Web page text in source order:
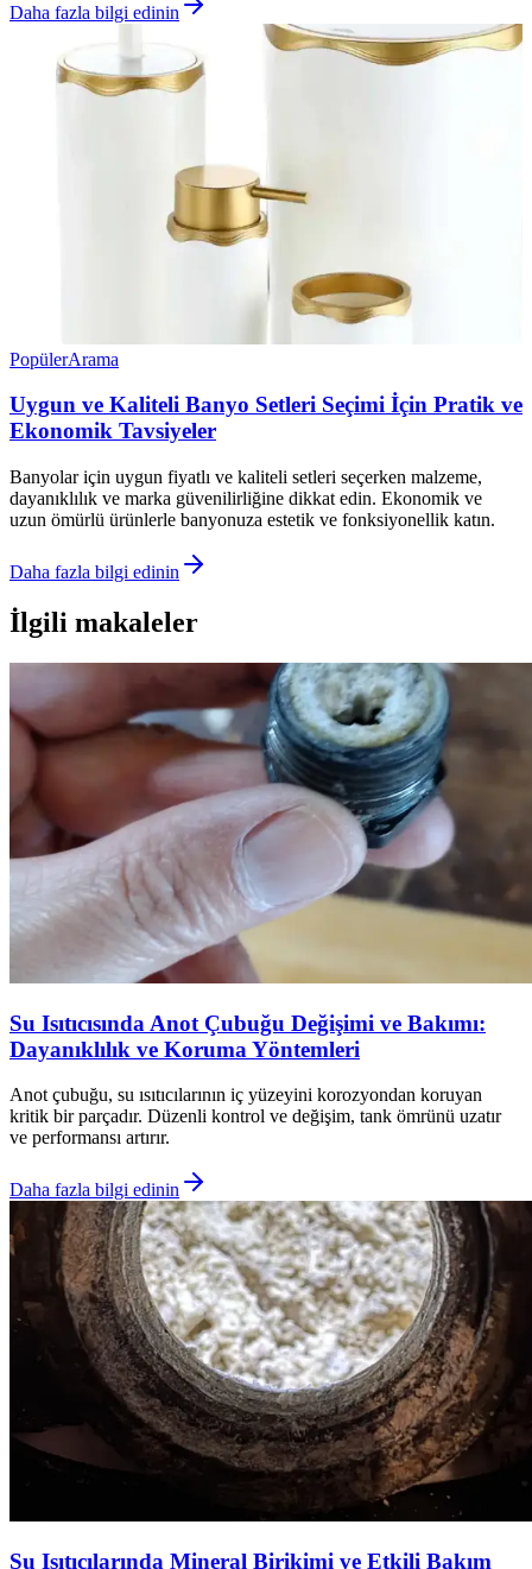
Daha fazla bilgi edinin
PopülerArama
Uygun ve Kaliteli Banyo Setleri Seçimi İçin Pratik ve
Ekonomik Tavsiyeler
Banyolar için uygun fiyatlı ve kaliteli setleri seçerken malzeme,
dayanıklılık ve marka güvenilirliğine dikkat edin. Ekonomik ve
uzun ömürlü ürünlerle banyonuza estetik ve fonksiyonellik katın.
Daha fazla bilgi edinin
İlgili makaleler
Su Isıtıcısında Anot Çubuğu Değişimi ve Bakımı:
Dayanıklılık ve Koruma Yöntemleri
Anot çubuğu, su ısıtıcılarının iç yüzeyini korozyondan koruyan
kritik bir parçadır. Düzenli kontrol ve değişim, tank ömrünü uzatır
ve performansı artırır.
Daha fazla bilgi edinin
Su Isıtıcılarında Mineral Birikimi ve Etkili Bakım